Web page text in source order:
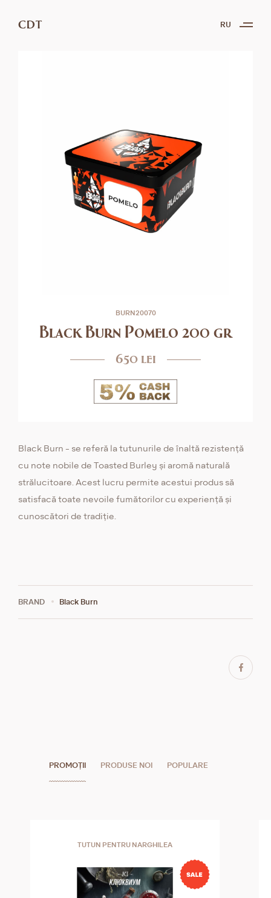
CDT RU
BURN20070
Black Burn Pomelo 200 gr
650 lei
Black Burn - se referă la tutunurile de înaltă rezistență
cu note nobile de Toasted Burley și aromă naturală
strălucitoare. Acest lucru permite acestui produs să
satisfacă toate nevoile fumătorilor cu experiență și
cunoscători de tradiție.
BRAND Black Burn
PROMOȚII PRODUSE NOI POPULARE
TUTUN PENTRU NARGHILEA